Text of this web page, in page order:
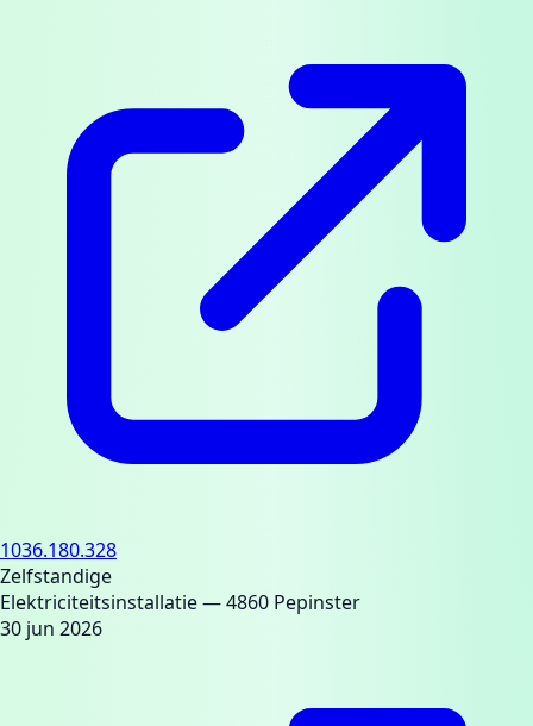
1036.180.328
Zelfstandige
Elektriciteitsinstallatie— 4860 Pepinster
30 jun 2026